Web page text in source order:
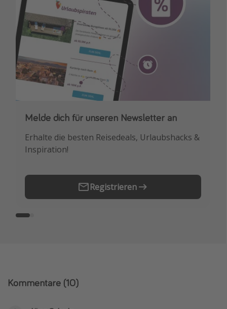
Melde dich für unseren Newsletter an
Erhalte die besten Reisedeals, Urlaubshacks &
Inspiration!
Registrieren
Downloade unsere App
Buche die besten Reiseschnäppchen als
Erstes.
Kommentare (10)